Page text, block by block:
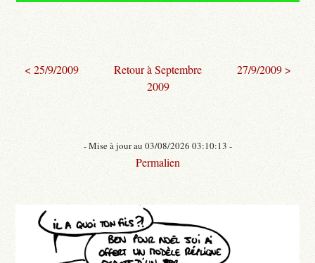
< 25/9/2009
Retour à Septembre
2009
27/9/2009 >
- Mise à jour au 03/08/2026 03:10:13 -
Permalien